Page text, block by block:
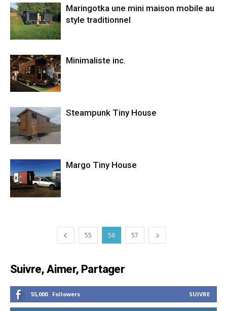
Maringotka une mini maison mobile au
style traditionnel
Minimaliste inc.
Steampunk Tiny House
Margo Tiny House
55 56 57
Suivre, Aimer, Partager
55,000 Followers SUIVRE